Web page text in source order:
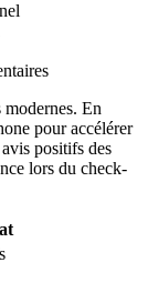
En
pour accélérer
positifs des
lors du check-